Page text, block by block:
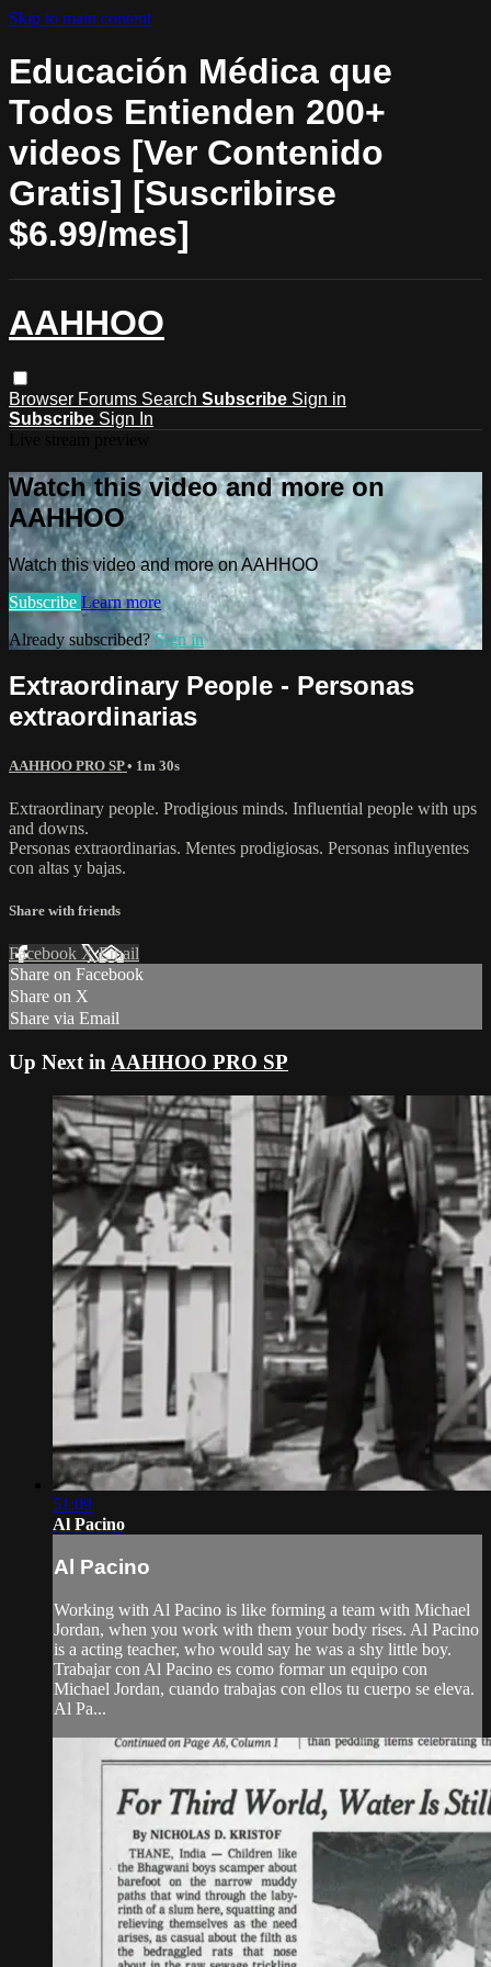
Skip to main content
Educación Médica que
Todos Entienden 200+
videos [Ver Contenido
Gratis] [Suscribirse
$6.99/mes]
AAHHOO
Browser Forums Search Subscribe Sign in
Subscribe Sign In
Watch this video and more on
AAHHOO
Watch this video and more on AAHHOO
Subscribe Learn more
Already subscribed? Sign in
Extraordinary People - Personas
extraordinarias
AAHHOO PRO SP• 1m 30s
Extraordinary people. Prodigious minds. Influential people with ups
and downs.
Personas extraordinarias. Mentes prodigiosas. Personas influyentes
con altas y bajas.
Share with friends
Facebook XEmail
Share on Facebook
Share on X
Share via Email
Up Next in AAHHOO PRO SP
51:09
Al Pacino
Al Pacino
Working with Al Pacino is like forming a team with Michael
Jordan, when you work with them your body rises. Al Pacino
is a acting teacher, who would say he was a shy little boy.
Trabajar con Al Pacino es como formar un equipo con
Michael Jordan, cuando trabajas con ellos tu cuerpo se eleva.
Al Pa...